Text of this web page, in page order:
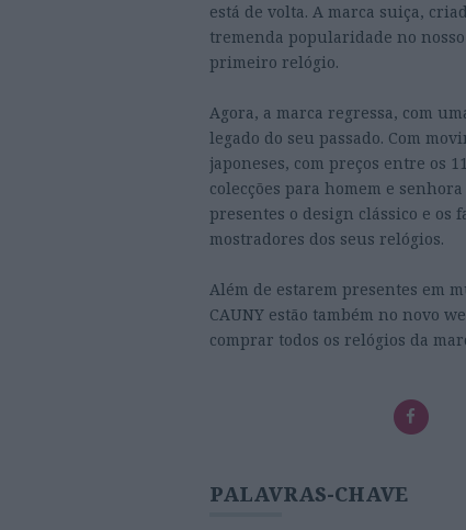
está de volta. A marca suiça,
tremenda popularidade no
primeiro relógio.
Agora, a marca regressa, com
legado do seu passado. Com
japoneses, com preços entre os
colecções para homem e
presentes o design clássico e os
mostradores dos seus relógios.
Além de estarem presentes em
CAUNY estão também no novo
comprar todos os relógios da
PALAVRAS-CHAVE